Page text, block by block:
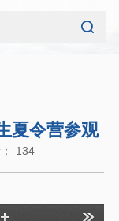
夏令营参观
134